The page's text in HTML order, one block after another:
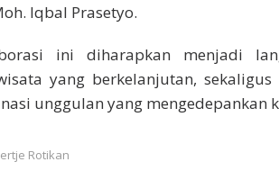
Iqbal Prasetyo.
ini diharapkan menjadi
yang berkelanjutan,
unggulan yang mengedepankan
Rotikan